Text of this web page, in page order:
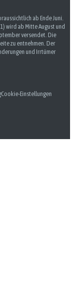
ab Ende Juni.
wird ab Mitte August und
versendet. Die
zu entnehmen. Der
und Irrtümer
Cookie-Einstellungen